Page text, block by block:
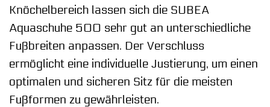
Knöchelbereich lassen sich die SUBEA
Aquaschuhe 500 sehr gut an unterschiedliche
Fußbreiten anpassen. Der Verschluss
ermöglicht eine individuelle Justierung, um einen
optimalen und sicheren Sitz für die meisten
Fußformen zu gewährleisten.